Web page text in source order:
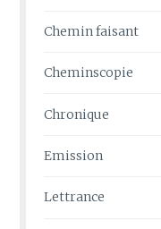
Chemin faisant
Cheminscopie
Chronique
Emission
Lettrance